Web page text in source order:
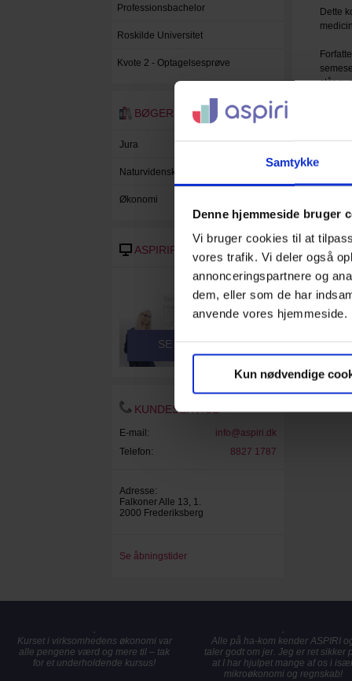
Samtykke
Denne hjemmeside bruger
Vi bruger cookies til at
vores trafik. Vi deler også
annonceringspartnere og
dem, eller som de har
anvende vores hjemmeside.
Kun nødvendige
Professionsbachelor
Roskilde Universitet
Kvote 2 - Optagelsesprøve
BØGER
Jura
Naturvidenskab
Økonomi
ASPIRIPLAY
SE VIDEOER
KUNDESERVICE
E-mail:
info@aspiri.dk
Telefon:
8827 1787
Adresse:
Falkoner Alle 13, 1.
2000 Frederiksberg
Se åbningstider
Dette
står
en
Kurset i virksomhedens økonomi var
alle pengene værd og mere til – tak
for et underholdende kursus!
Alle på ha-kom kender ASPIRI
taler godt om jer. Jeg er ret sikker
at I har hjulpet mange af os i
mikroøkonomi og regnskab!